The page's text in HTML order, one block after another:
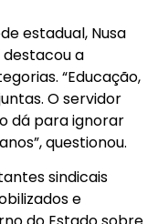
estadual, Nusa
a
“Educação,
O servidor
dá para ignorar
questionou.
sindicais
e